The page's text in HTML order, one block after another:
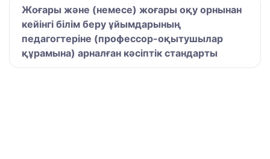
Жоғары және (немесе) жоғары оқу орнынан
кейінгі білім беру ұйымдарының
педагогтеріне (профессор-оқытушылар
құрамына) арналған кәсіптік стандарты